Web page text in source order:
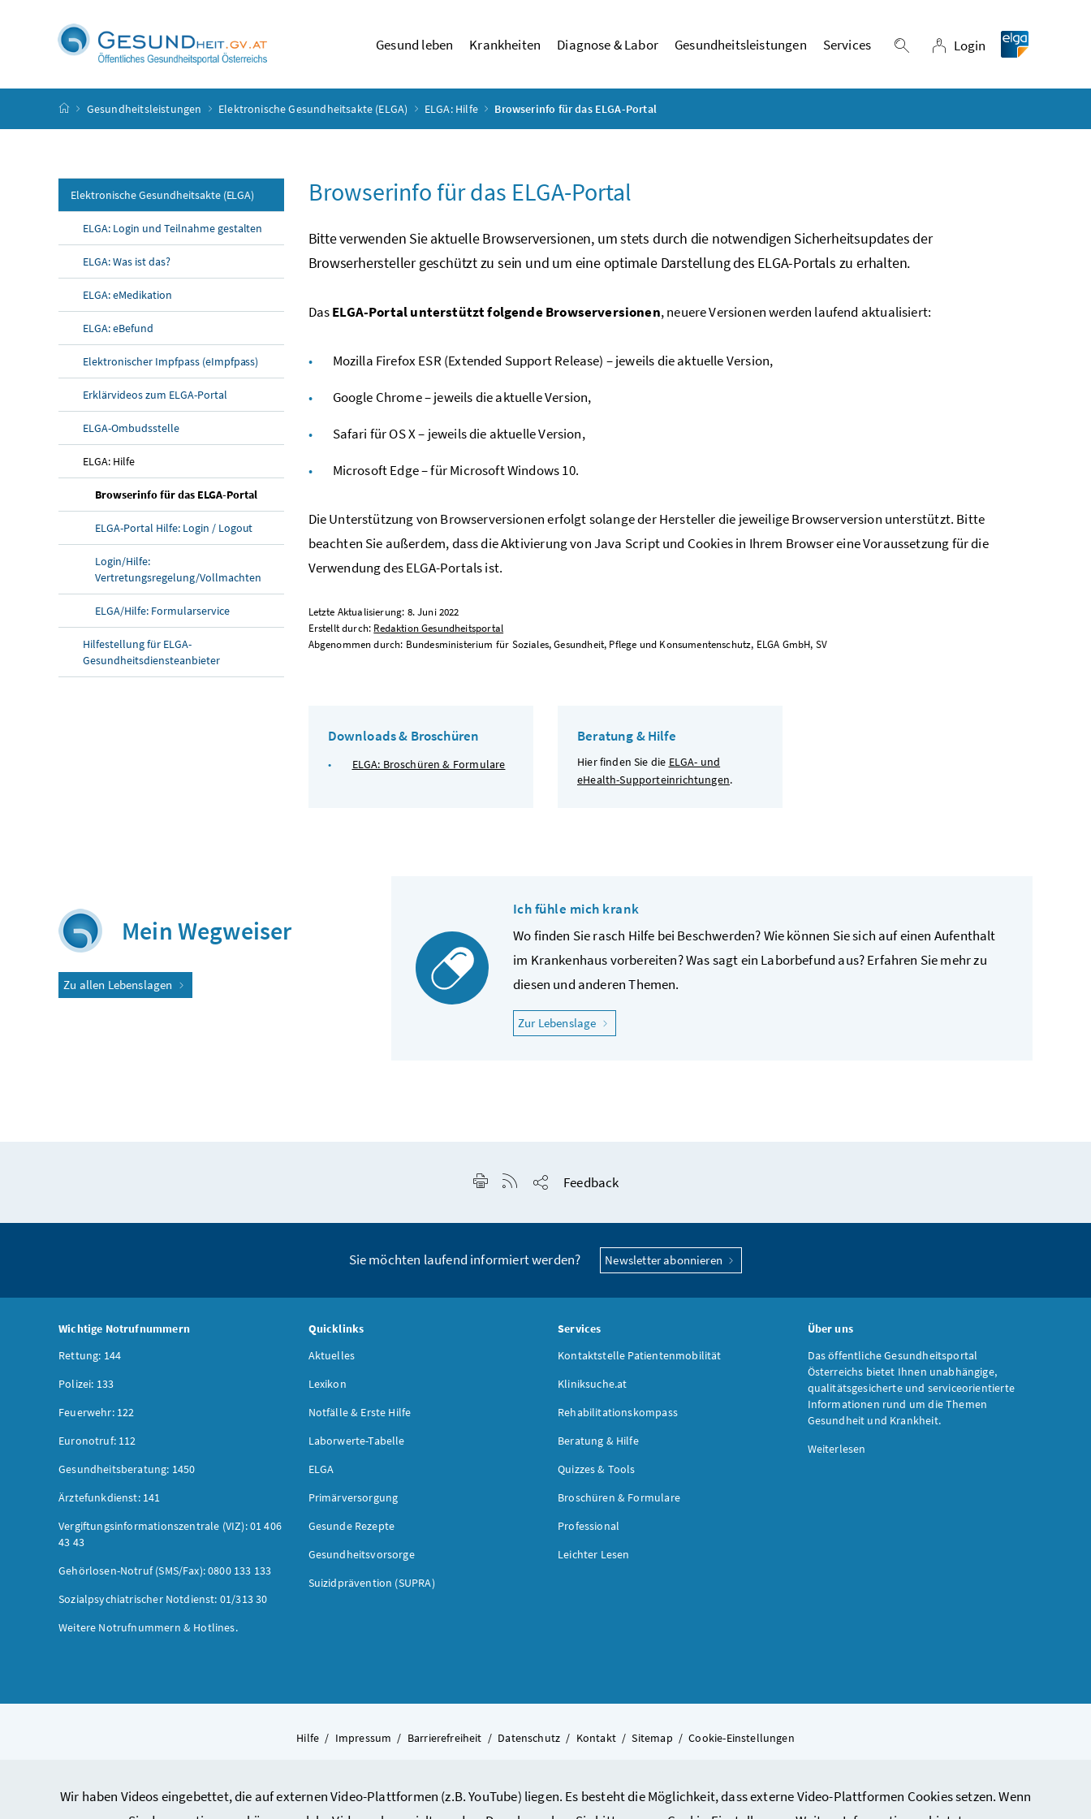
Wir haben Videos eingebettet, die auf externen Video-Plattformen (z.B. YouTube) liegen. Es besteht die Möglichkeit, dass externe Video-Plattformen Cookies setzen. Wenn
Gesund leben Krankheiten Diagnose & Labor Gesundheitsleistungen Services Suche einblenden
Login
Login
Startseite
Gesundheitsleistungen Elektronische Gesundheitsakte (ELGA) ELGA: Hilfe Browserinfo für das ELGA-Portal
Elektronische Gesundheitsakte (ELGA)
ELGA: Login und Teilnahme gestalten
ELGA: Was ist das?
ELGA: eMedikation
ELGA: eBefund
Elektronischer Impfpass (eImpfpass)
Erklärvideos zum ELGA-Portal
ELGA-Ombudsstelle
ELGA: Hilfe
Browserinfo für das ELGA-Portal
ELGA-Portal Hilfe: Login / Logout
Login/Hilfe:
Vertretungsregelung/Vollmachten
ELGA/Hilfe: Formularservice
Hilfestellung für ELGA-
Gesundheitsdiensteanbieter
Browserinfo für das ELGA-Portal
Bitte verwenden Sie aktuelle Browserversionen, um stets durch die notwendigen Sicherheitsupdates der
Browserhersteller geschützt zu sein und um eine optimale Darstellung des ELGA-Portals zu erhalten.
DasELGA-Portal unterstützt folgende Browserversionen, neuere Versionen werden laufend aktualisiert:
Mozilla Firefox ESR (Extended Support Release) – jeweils die aktuelle Version,
Google Chrome – jeweils die aktuelle Version,
Safari für OS X – jeweils die aktuelle Version,
Microsoft Edge – für Microsoft Windows 10.
Die Unterstützung von Browserversionen erfolgt solange der Hersteller die jeweilige Browserversion unterstützt. Bitte
beachten Sie außerdem, dass die Aktivierung von Java Script und Cookies in Ihrem Browser eine Voraussetzung für die
Verwendung des ELGA-Portals ist.
Letzte Aktualisierung: 8. Juni 2022
Erstellt durch: Redaktion Gesundheitsportal
Abgenommen durch: Bundesministerium für Soziales, Gesundheit, Pflege und Konsumentenschutz, ELGA GmbH, SV
Downloads & Broschüren
ELGA: Broschüren & Formulare
Beratung & Hilfe
Hier finden Sie die ELGA- und
eHealth-Supporteinrichtungen.
Mein Wegweiser
Zu allen Lebenslagen
Ich fühle mich krank
Wo finden Sie rasch Hilfe bei Beschwerden? Wie können Sie sich auf einen Aufenthalt
im Krankenhaus vorbereiten? Was sagt ein Laborbefund aus? Erfahren Sie mehr zu
diesen und anderen Themen.
Zur Lebenslage "Ich fühle mich krank"
Seite drucken
RSS-Feed anzeigen
Feedback
Sie möchten laufend informiert werden? Newsletter abonnieren
Wichtige Notrufnummern
Rettung: 144
Polizei: 133
Feuerwehr: 122
Euronotruf: 112
Gesundheitsberatung: 1450
Ärztefunkdienst: 141
Vergiftungsinformationszentrale (VIZ): 01 406
43 43
Gehörlosen-Notruf (SMS/Fax): 0800 133 133
Sozialpsychiatrischer Notdienst: 01/313 30
Weitere Notrufnummern & Hotlines.
Quicklinks
Aktuelles
Lexikon
Notfälle & Erste Hilfe
Laborwerte-Tabelle
ELGA
Primärversorgung
Gesunde Rezepte
Gesundheitsvorsorge
Suizidprävention (SUPRA)
Services
Kontaktstelle Patientenmobilität
Kliniksuche.at
Rehabilitationskompass
Beratung & Hilfe
Quizzes & Tools
Broschüren & Formulare
Professional
Leichter Lesen
Über uns
Das öffentliche Gesundheitsportal
Österreichs bietet Ihnen unabhängige,
qualitätsgesicherte und serviceorientierte
Informationen rund um die Themen
Gesundheit und Krankheit.
Weiterlesen
Hilfe / Impressum / Barrierefreiheit / Datenschutz / Kontakt / Sitemap / Cookie-Einstellungen
© 2026 Bundesministerium für Arbeit, Soziales, Gesundheit, Pflege und Konsumentenschutz